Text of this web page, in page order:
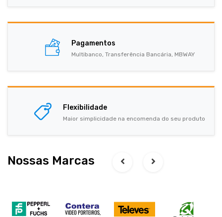
Pagamentos
Multibanco, Transferência Bancária, MBWAY
Flexibilidade
Maior simplicidade na encomenda do seu produto
Nossas Marcas